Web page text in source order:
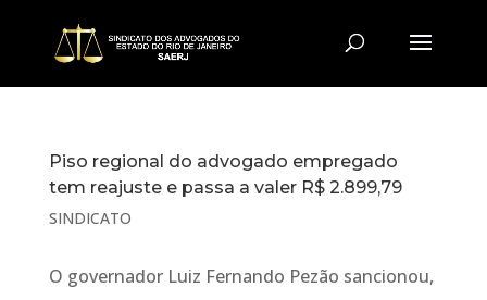
Piso regional do advogado empregado
tem reajuste e passa a valer R$ 2.899,79
SINDICATO
O governador Luiz Fernando Pezão sancionou,